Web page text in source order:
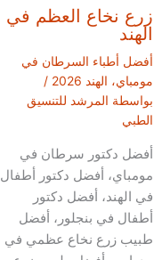
زرع نخاع العظم في
الهند
أفضل أطباء السرطان في
مومباي، الهند 2026
/
بواسطة المرشد للتنسيق
الطبي
أفضل دكتور سرطان في
مومباي، أفضل دكتور أطفال
في الهند، أفضل دكتور
أطفال في بنجلور، أفضل
طبيب زرع نخاع عظمي في